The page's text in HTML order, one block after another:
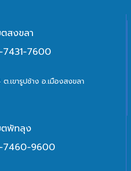
สงขลา
7431-7600
เขารูปช้าง อ.เมืองสงขลา
ตพัทลุง
7460-9600